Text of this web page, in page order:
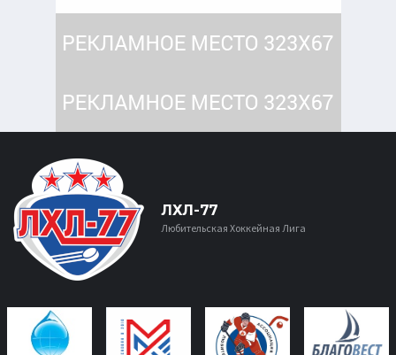
ЛХЛ-77
Любительская Хоккейная Лига